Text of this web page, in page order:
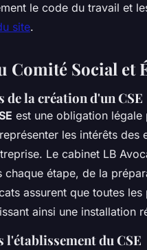
le code du travail et
site.
Comité Social et
de la création d'un CSE
est une obligation légale
les intérêts
Le cabinet LB
chaque étape, de la
assurent que toutes
ainsi une installation
l'établissement du CSE